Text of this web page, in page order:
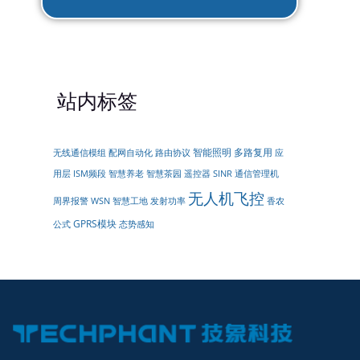
站内标签
无线通信模组 配网自动化 路由协议 智能照明 多路复用 应
用层 ISM频段 智慧养老 智慧茶园 遥控器 SINR 通信管理机
周界报警 WSN 智慧工地 发射功率 无人机飞控 香农
公式 GPRS模块 态势感知